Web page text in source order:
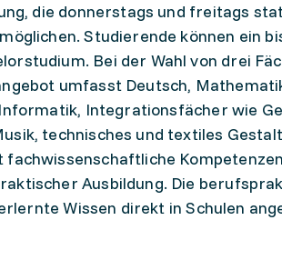
die donnerstags und freitags
Studierende können ein
Bei der Wahl von drei
umfasst Deutsch,
Integrationsfächer wie
technisches und textiles
Ausbildung. Die
Wissen direkt in Schulen